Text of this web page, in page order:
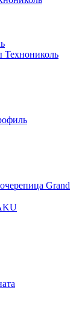
Технониколь
Grand